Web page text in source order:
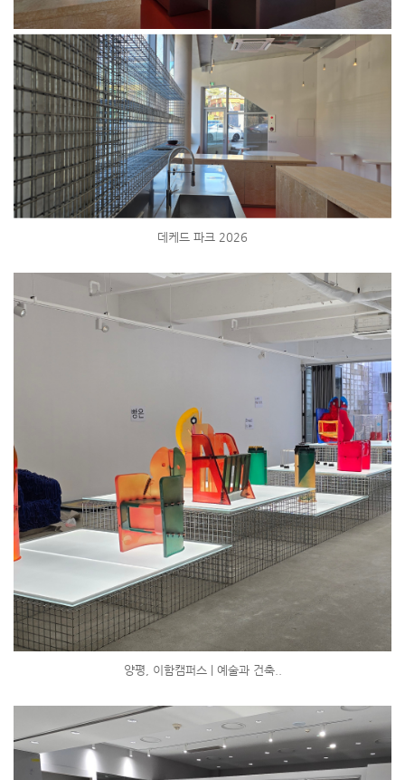
데케드 파크 2026
양평, 이함캠퍼스 | 예술과 건축..